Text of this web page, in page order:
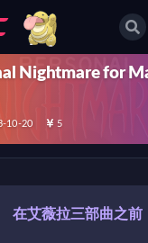
Nightmare for
10-20 5
在艾薇拉三部曲之前